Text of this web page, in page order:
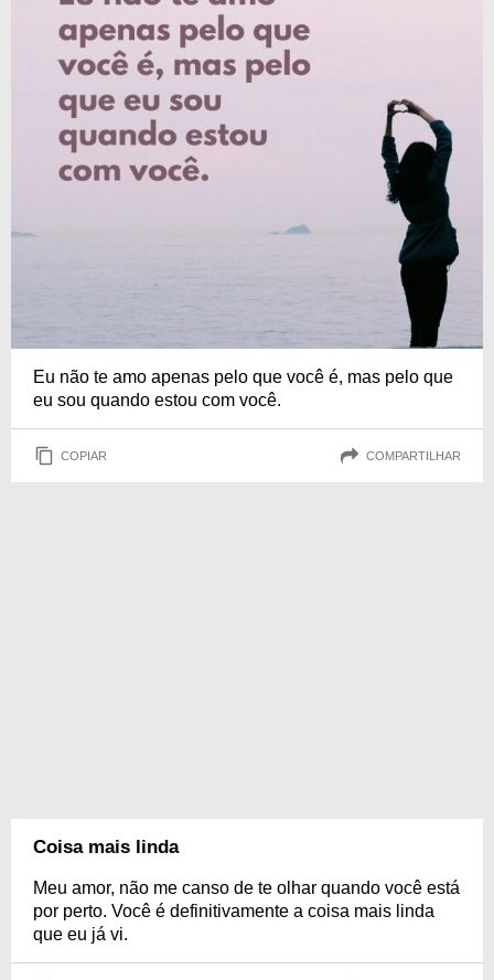
Eu não te amo apenas pelo que você é, mas pelo que
eu sou quando estou com você.
COPIAR COMPARTILHAR
Coisa mais linda
Meu amor, não me canso de te olhar quando você está
por perto. Você é definitivamente a coisa mais linda
que eu já vi.